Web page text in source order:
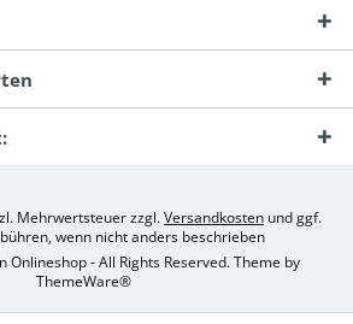
Mehrwertsteuer zzgl.Versandkosten und ggf.
wenn nicht anders beschrieben
- All Rights Reserved. Theme by
ThemeWare®